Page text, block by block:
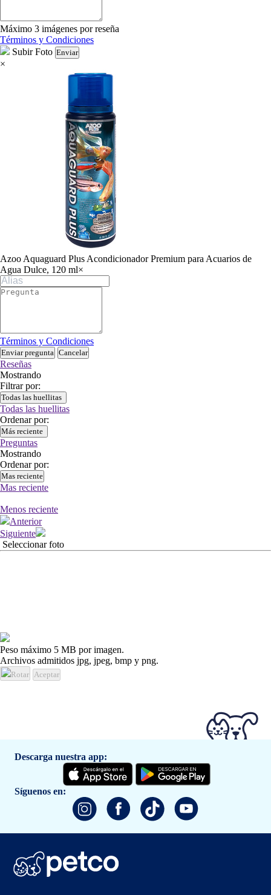
Máximo 3 imágenes por reseña
Términos y Condiciones
Subir Foto Enviar
×
Azoo Aquaguard Plus Acondicionador Premium para Acuarios de
Agua Dulce, 120 ml×
Términos y Condiciones
Enviar pregunta Cancelar
Reseñas
Mostrando
Filtrar por:
Todas las huellitas
Todas las huellitas
Ordenar por:
Más reciente
Preguntas
Mostrando
Ordenar por:
Mas reciente
Mas reciente
Menos reciente
Anterior
Siguiente
Seleccionar foto
Peso máximo 5 MB por imagen.
Archivos admitidos jpg, jpeg, bmp y png.
Rotar Aceptar
Descarga nuestra app:
Síguenos en: